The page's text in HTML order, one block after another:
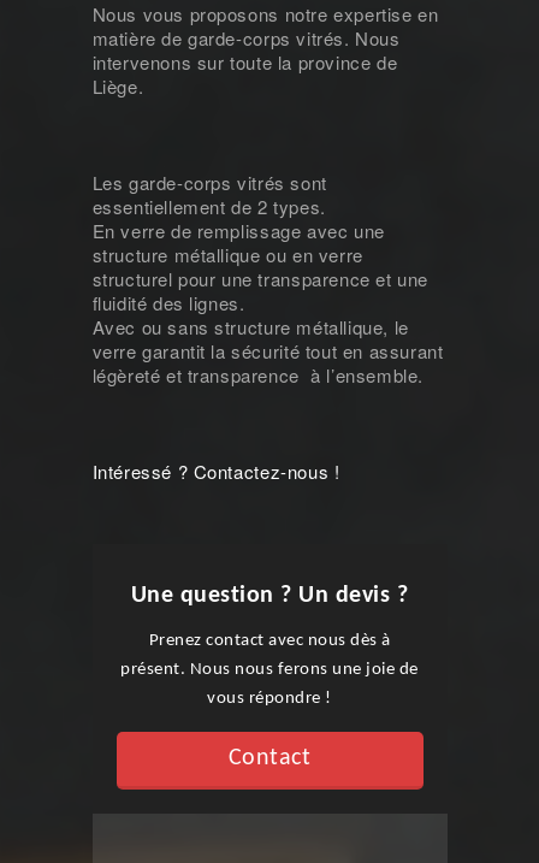
Nous vous proposons notre expertise en
matière de garde-corps vitrés. Nous
intervenons sur toute la province de
Liège.
Les garde-corps vitrés sont
essentiellement de 2 types.
En verre de remplissage avec une
structure métallique ou en verre
structurel pour une transparence et une
fluidité des lignes.
Avec ou sans structure métallique, le
verre garantit la sécurité tout en assurant
légèreté et transparence à l’ensemble.
Intéressé ? Contactez-nous !
Une question ? Un devis ?
Prenez contact avec nous dès à
présent. Nous nous ferons une joie de
vous répondre !
Contact